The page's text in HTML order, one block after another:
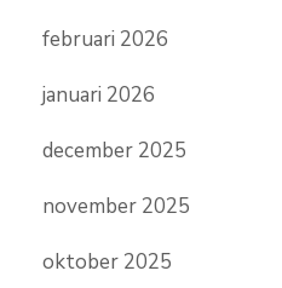
februari 2026
januari 2026
december 2025
november 2025
oktober 2025